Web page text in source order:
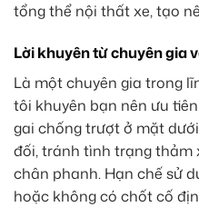
tổng thể nội thất xe, tạo
Lời khuyên từ chuyên gia
Là một chuyên gia trong
tôi khuyên bạn nên ưu
gai chống trượt ở mặt
đối, tránh tình trạng thảm
chân phanh. Hạn chế sử
hoặc không có chốt cố